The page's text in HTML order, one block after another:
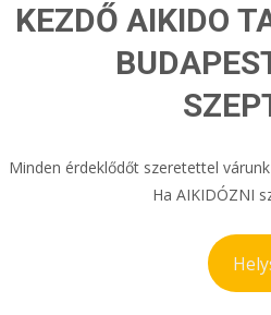
KEZDŐ AIKIDO
Minden érdeklődőt szeretettel
Ha AIKIDÓZNI